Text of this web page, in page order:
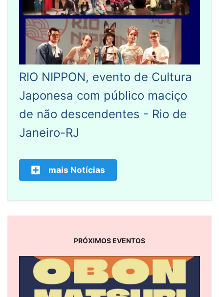
RIO NIPPON, evento de Cultura
Japonesa com público maciço
de não descendentes - Rio de
Janeiro-RJ
mais Notícias
PRÓXIMOS EVENTOS